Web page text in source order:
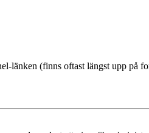
länken (finns oftast längst upp på